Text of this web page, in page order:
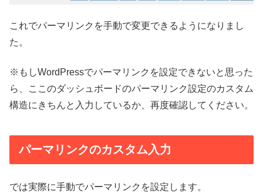
これでパーマリンクを手動で変更できるようになりまし
た。
※もしWordPressでパーマリンクを設定できないと思った
ら、ここのダッシュボードのパーマリンク設定のカスタム
構造にきちんと入力しているか、再度確認してください。
パーマリンクのカスタム入力
では実際に手動でパーマリンクを設定します。